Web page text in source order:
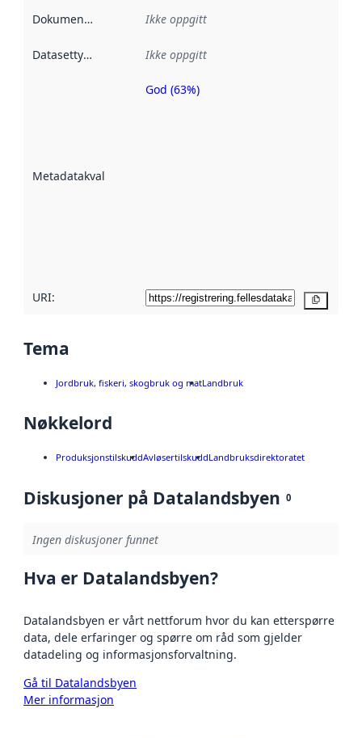
Dokumentasjon Ikke oppgitt
Datasettype Ikke oppgitt
Metadatakvalitet
Metadatakvalitet
God (63%)
URI:
Tema
Jordbruk, fiskeri, skogbruk og matLandbruk
Nøkkelord
ProduksjonstilskuddAvløsertilskuddLandbruksdirektoratet
Diskusjoner på Datalandsbyen 0
Ingen diskusjoner funnet
Hva er Datalandsbyen?
Datalandsbyen er vårt nettforum hvor du kan etterspørre
data, dele erfaringer og spørre om råd som gjelder
datadeling og informasjonsforvaltning.
Gå til Datalandsbyen
Mer informasjon